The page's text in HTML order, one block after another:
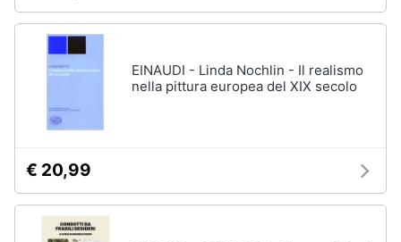
EINAUDI - Linda Nochlin - Il realismo
nella pittura europea del XIX secolo
€ 20,99